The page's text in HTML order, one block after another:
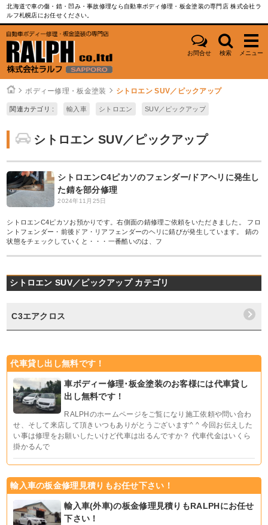
北海道で車の傷・錆・凹み・事故修理なら自動車ボディ修理・板金塗装の専門店 株式会社ラ
ルフ札幌店にお任せください。
お問合せ 検索 メニュー
ボディー修理・板金塗装 シトロエン SUV／ピックアップ
関連カテゴリ : 輸入車 シトロエン SUV／ピックアップ
シトロエン SUV／ピックアップ
シトロエンC4ピカソのフェンダー/ドアヘリに発生し
た錆を部分修理
2024年11月25日
シトロエンC4ピカソお預かりです。右側面の錆修理ご依頼をいただきました。 フロ
ントフェンダー・前後ドア・リアフェンダーのヘリに錆びが発生しています。 錆の
状態をチェックしていくと・・・一番酷いのは、フ
シトロエン SUV／ピックアップ カテゴリ
C3エアクロス
代車貸し出し無料です！
車ボディー修理･板金塗装のお客様には代車貸し
出し無料です！
RALPHのホームページをご覧になり施工依頼や問い合わ
せ、そして来店して頂きいつもありがとうございます^ ^ 今回お伝えした
い事は修理をお願いしたいけど代車は出るんですか？ 代車代金はいくら
掛かるんで
輸入車の板金修理見積りもお任せ下さい！
輸入車(外車)の板金修理見積りもRALPHにお任せ
下さい！